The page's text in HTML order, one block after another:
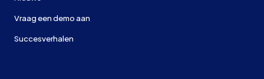
Vraag een demo aan
Succesverhalen